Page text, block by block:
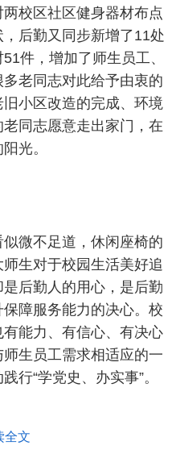
校区社区健身器材布点
后勤又同步新增了11处
件，增加了师生员工、
老同志对此给予由衷的
小区改造的完成、环境
同志愿意走出家门，在
光。
微不足道，休闲座椅的
生对于校园生活美好追
后勤人的用心，是后勤
障服务能力的决心。校
能力、有信心、有决心
生员工需求相适应的一
行“学党史、办实事”。
全文